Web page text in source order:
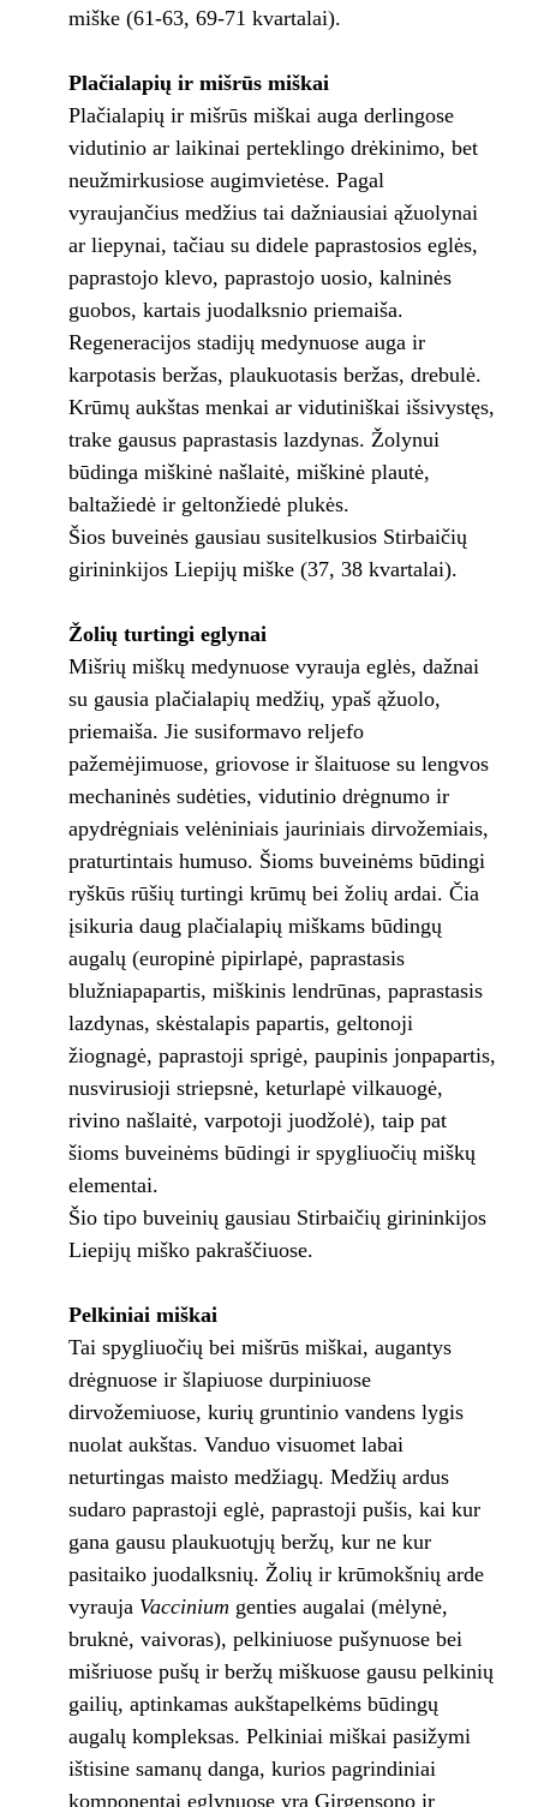
miške (61-63, 69-71 kvartalai).
Plačialapių ir mišrūs miškai
Plačialapių ir mišrūs miškai auga derlingose
vidutinio ar laikinai perteklingo drėkinimo, bet
neužmirkusiose augimvietėse. Pagal
vyraujančius medžius tai dažniausiai ąžuolynai
ar liepynai, tačiau su didele paprastosios eglės,
paprastojo klevo, paprastojo uosio, kalninės
guobos, kartais juodalksnio priemaiša.
Regeneracijos stadijų medynuose auga ir
karpotasis beržas, plaukuotasis beržas, drebulė.
Krūmų aukštas menkai ar vidutiniškai išsivystęs,
trake gausus paprastasis lazdynas. Žolynui
būdinga miškinė našlaitė, miškinė plautė,
baltažiedė ir geltonžiedė plukės.
Šios buveinės gausiau susitelkusios Stirbaičių
girininkijos Liepijų miške (37, 38 kvartalai).
Žolių turtingi eglynai
Mišrių miškų medynuose vyrauja eglės, dažnai
su gausia plačialapių medžių, ypaš ąžuolo,
priemaiša. Jie susiformavo reljefo
pažemėjimuose, griovose ir šlaituose su lengvos
mechaninės sudėties, vidutinio drėgnumo ir
apydrėgniais velėniniais jauriniais dirvožemiais,
praturtintais humuso. Šioms buveinėms būdingi
ryškūs rūšių turtingi krūmų bei žolių ardai. Čia
įsikuria daug plačialapių miškams būdingų
augalų (europinė pipirlapė, paprastasis
blužniapapartis, miškinis lendrūnas, paprastasis
lazdynas, skėstalapis papartis, geltonoji
žiognagė, paprastoji sprigė, paupinis jonpapartis,
nusvirusioji striepsnė, keturlapė vilkauogė,
rivino našlaitė, varpotoji juodžolė), taip pat
šioms buveinėms būdingi ir spygliuočių miškų
elementai.
Šio tipo buveinių gausiau Stirbaičių girininkijos
Liepijų miško pakraščiuose.
Pelkiniai miškai
Tai spygliuočių bei mišrūs miškai, augantys
drėgnuose ir šlapiuose durpiniuose
dirvožemiuose, kurių gruntinio vandens lygis
nuolat aukštas. Vanduo visuomet labai
neturtingas maisto medžiagų. Medžių ardus
sudaro paprastoji eglė, paprastoji pušis, kai kur
gana gausu plaukuotųjų beržų, kur ne kur
pasitaiko juodalksnių. Žolių ir krūmokšnių arde
vyraujaVaccinium genties augalai (mėlynė,
bruknė, vaivoras), pelkiniuose pušynuose bei
mišriuose pušų ir beržų miškuose gausu pelkinių
gailių, aptinkamas aukštapelkėms būdingų
augalų kompleksas. Pelkiniai miškai pasižymi
ištisine samanų danga, kurios pagrindiniai
komponentai eglynuose yra Girgensono ir